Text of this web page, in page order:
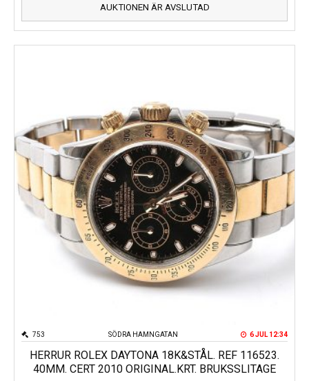
AUKTIONEN ÄR AVSLUTAD
SÖDRA HAMNGATAN
753 6 JUL 12:34
HERRUR ROLEX DAYTONA 18K&STÅL. REF 116523.
40MM. CERT 2010 ORIGINAL.KRT. BRUKSSLITAGE